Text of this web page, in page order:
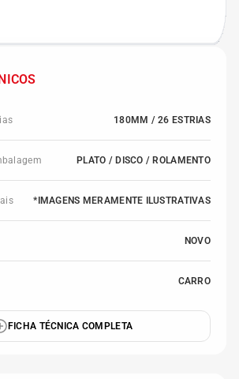
180MM / 26 ESTRIAS
PLATO / DISCO / ROLAMENTO
*IMAGENS MERAMENTE ILUSTRATIVAS
NOVO
CARRO
FICHA TÉCNICA COMPLETA